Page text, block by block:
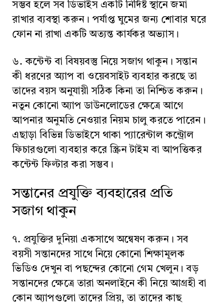
সম্ভব হলে সব ডিভাইস একটি নির্দিষ্ট স্থানে জমা
রাখার ব্যবস্থা করুন। পর্যাপ্ত ঘুমের জন্য শোবার ঘরে
ফোন না রাখা একটি অত্যন্ত কার্যকর অভ্যাস।
৬. কন্টেন্ট বা বিষয়বস্তু নিয়ে সজাগ থাকুন। সন্তান
কী ধরণের অ্যাপ বা ওয়েবসাইট ব্যবহার করছে তা
তাদের বয়স অনুযায়ী সঠিক কিনা তা নিশ্চিত করুন।
নতুন কোনো অ্যাপ ডাউনলোডের ক্ষেত্রে আগে
আপনার অনুমতি নেওয়ার নিয়ম চালু করতে পারেন।
এছাড়া বিভিন্ন ডিভাইসে থাকা প্যারেন্টাল কন্ট্রোল
ফিচারগুলো ব্যবহার করে স্ক্রিন টাইম বা আপত্তিকর
কন্টেন্ট ফিল্টার করা সম্ভব।
সন্তানের প্রযুক্তি ব্যবহারের প্রতি
সজাগ থাকুন
৭. প্রযুক্তির দুনিয়া একসাথে অন্বেষণ করুন। সব
বয়সী সন্তানদের সাথে নিয়ে কোনো শিক্ষামূলক
ভিডিও দেখুন বা পছন্দের কোনো গেম খেলুন। বড়
সন্তানদের ক্ষেত্রে তারা অনলাইনে কী নিয়ে আগ্রহী বা
কোন অ্যাপগুলো তাদের প্রিয়, তা তাদের কাছ